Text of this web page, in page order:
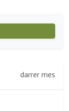
darrer mes